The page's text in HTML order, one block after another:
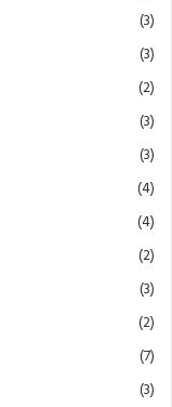
(3)
(3)
(2)
(3)
(3)
(4)
(4)
(2)
(3)
(2)
(7)
(3)